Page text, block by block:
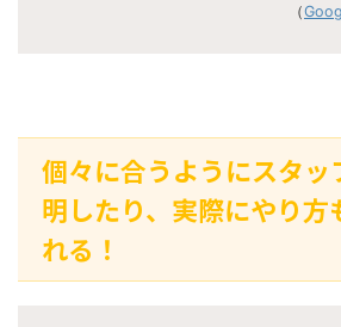
（
個々に合うようにスタッ
明したり、実際にやり方
れる！